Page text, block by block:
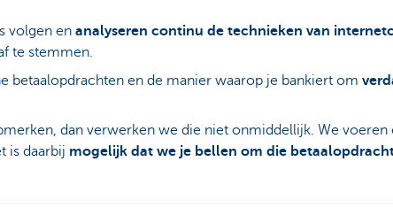
volgen en analyseren continu de technieken van
te stemmen.
betaalopdrachten en de manier waarop je bankiert om
dan verwerken we die niet onmiddellijk. We voeren
is daarbij mogelijk dat we je bellen om die